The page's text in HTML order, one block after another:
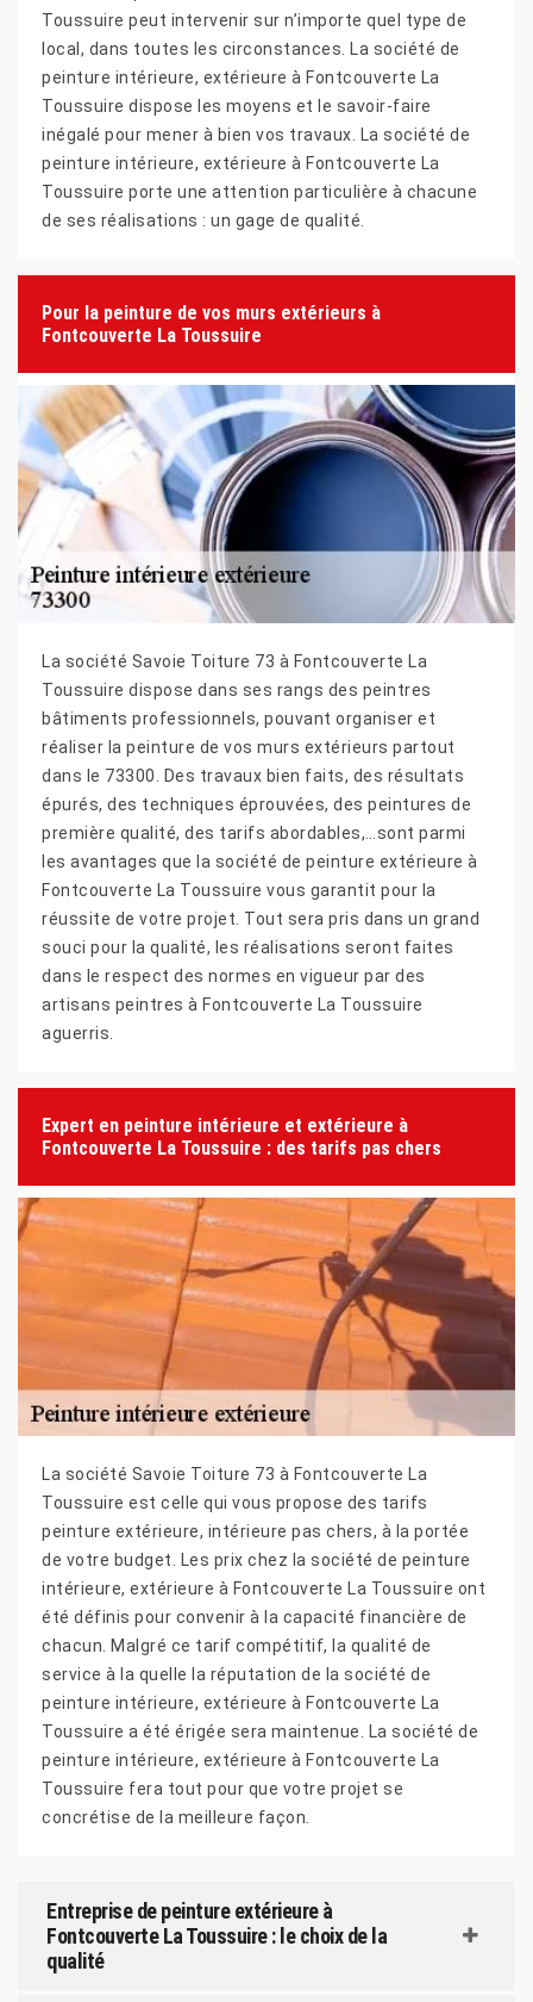
Toussuire peut intervenir sur n’importe quel type de
local, dans toutes les circonstances. La société de
peinture intérieure, extérieure à Fontcouverte La
Toussuire dispose les moyens et le savoir-faire
inégalé pour mener à bien vos travaux. La société de
peinture intérieure, extérieure à Fontcouverte La
Toussuire porte une attention particulière à chacune
de ses réalisations : un gage de qualité.
Pour la peinture de vos murs extérieurs à
Fontcouverte La Toussuire
La société Savoie Toiture 73 à Fontcouverte La
Toussuire dispose dans ses rangs des peintres
bâtiments professionnels, pouvant organiser et
réaliser la peinture de vos murs extérieurs partout
dans le 73300. Des travaux bien faits, des résultats
épurés, des techniques éprouvées, des peintures de
première qualité, des tarifs abordables,…sont parmi
les avantages que la société de peinture extérieure à
Fontcouverte La Toussuire vous garantit pour la
réussite de votre projet. Tout sera pris dans un grand
souci pour la qualité, les réalisations seront faites
dans le respect des normes en vigueur par des
artisans peintres à Fontcouverte La Toussuire
aguerris.
Expert en peinture intérieure et extérieure à
Fontcouverte La Toussuire : des tarifs pas chers
La société Savoie Toiture 73 à Fontcouverte La
Toussuire est celle qui vous propose des tarifs
peinture extérieure, intérieure pas chers, à la portée
de votre budget. Les prix chez la société de peinture
intérieure, extérieure à Fontcouverte La Toussuire ont
été définis pour convenir à la capacité financière de
chacun. Malgré ce tarif compétitif, la qualité de
service à la quelle la réputation de la société de
peinture intérieure, extérieure à Fontcouverte La
Toussuire a été érigée sera maintenue. La société de
peinture intérieure, extérieure à Fontcouverte La
Toussuire fera tout pour que votre projet se
concrétise de la meilleure façon.
Entreprise de peinture extérieure à
Fontcouverte La Toussuire : le choix de la
qualité